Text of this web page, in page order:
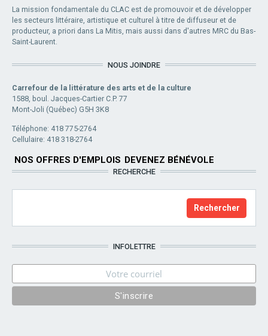
La mission fondamentale du CLAC est de promouvoir et de développer
les secteurs littéraire, artistique et culturel à titre de diffuseur et de
producteur, a priori dans La Mitis, mais aussi dans d'autres MRC du Bas-
Saint-Laurent.
NOUS JOINDRE
Carrefour de la littérature des arts et de la culture
1588, boul. Jacques-Cartier C.P. 77
Mont-Joli (Québec) G5H 3K8
Téléphone: 418 775-2764
Cellulaire: 418 318-2764
NOS OFFRES D'EMPLOIS DEVENEZ BÉNÉVOLE
RECHERCHE
INFOLETTRE